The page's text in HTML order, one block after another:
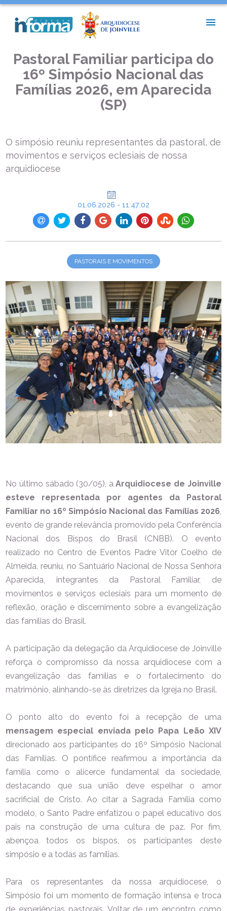
PASTORAL FAMILIAR PARTICIPA DO 16º SIMPÓSIO NACIONAL
DAS FAMÍLIAS 2026, EM APARECIDA (SP)
Pastoral Familiar participa do
16º Simpósio Nacional das
Famílias 2026, em Aparecida
(SP)
O simpósio reuniu representantes da pastoral, de
movimentos e serviços eclesiais de nossa
arquidiocese
01.06.2026 - 11:47:02
PASTORAIS E MOVIMENTOS
No último sábado (30/05), aArquidiocese de Joinville
esteve representada por agentes da Pastoral
Familiar no 16º Simpósio Nacional das Famílias 2026,
evento de grande relevância promovido pela Conferência
Nacional dos Bispos do Brasil (CNBB). O evento
realizado no Centro de Eventos Padre Vitor Coelho de
Almeida, reuniu, no Santuário Nacional de Nossa Senhora
Aparecida, integrantes da Pastoral Familiar, de
movimentos e serviços eclesiais para um momento de
reflexão, oração e discernimento sobre a evangelização
das famílias do Brasil.
A participação da delegação da Arquidiocese de Joinville
reforça o compromisso da nossa arquidiocese com a
evangelização das famílias e o fortalecimento do
matrimônio, alinhando-se às diretrizes da Igreja no Brasil.
O ponto alto do evento foi a recepção de uma
mensagem especial enviada pelo Papa Leão XIV
direcionado aos participantes do 16º Simpósio Nacional
das Famílias. O pontífice reafirmou a importância da
família como o alicerce fundamental da sociedade,
destacando que sua união deve espelhar o amor
sacrificial de Cristo. Ao citar a Sagrada Família como
modelo, o Santo Padre enfatizou o papel educativo dos
pais na construção de uma cultura de paz. Por fim,
abençoa todos os bispos, os participantes deste
simpósio e a todas as famílias.
Para os representantes da nossa arquidiocese, o
Simpósio foi um momento de formação intensa e troca